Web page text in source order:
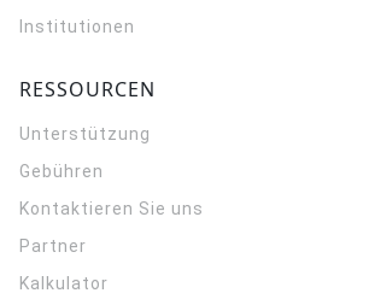
Institutionen
RESSOURCEN
Unterstützung
Gebühren
Kontaktieren Sie uns
Partner
Kalkulator